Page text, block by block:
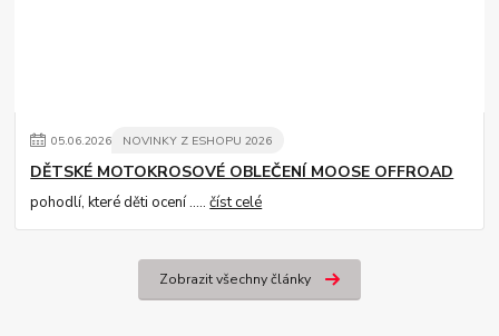
05.06.2026 NOVINKY Z ESHOPU 2026
DĚTSKÉ MOTOKROSOVÉ OBLEČENÍ MOOSE OFFROAD
pohodlí, které děti ocení .....číst celé
Zobrazit všechny články